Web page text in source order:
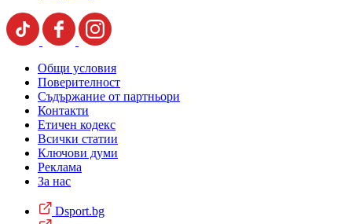
Общи условия
Поверителност
Съдържание от партньори
Контакти
Етичен кодекс
Всички статии
Ключови думи
Реклама
За нас
Dsport.bg